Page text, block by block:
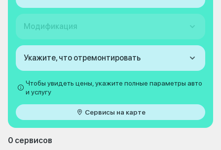
Модификация
Укажите, что отремонтировать
Чтобы увидеть цены, укажите полные параметры авто
и услугу
Сервисы на карте
0 сервисов